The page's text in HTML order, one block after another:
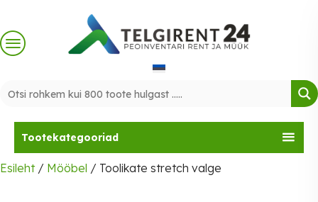
content
Tootekategooriad
Esileht/ Mööbel / Toolikate stretch valge